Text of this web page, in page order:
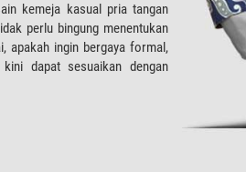
kemeja kasual pria tangan
perlu bingung menentukan
apakah ingin bergaya formal,
dapat sesuaikan dengan